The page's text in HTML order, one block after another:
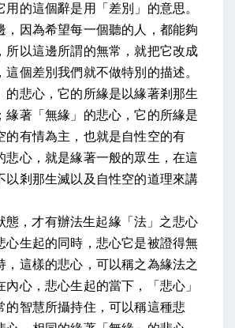
用的這個辭是用「差別」的意思。
，因為希望每一個聽的人，都能夠
所以這邊所謂的無常，就把它改成
這個差別我們就不做特別的描述。
的悲心，它的所緣是以緣著剎那生
緣著「無緣」的悲心，它的所緣是
的有情為主，也就是自性空的有
悲心，就是緣著一般的眾生，在這
以剎那生滅以及自性空的道理來講
態，才有辦法生起緣「法」之悲心
心生起的同時，悲心它是被證得無
，這樣的悲心，可以稱之為緣法之
內心，悲心生起的當下，「悲心」
的智慧所攝持住，可以稱這種悲